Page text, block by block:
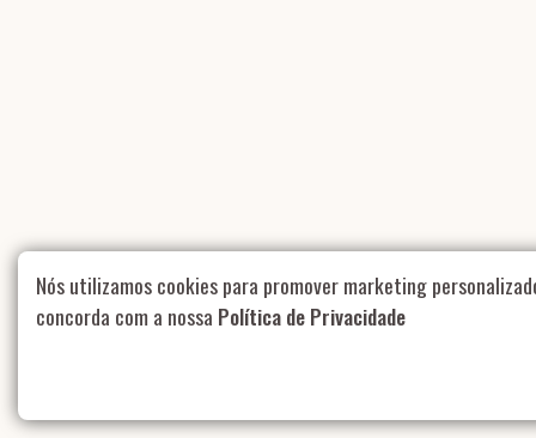
Nós utilizamos cookies para promover marketing
concorda com a nossa Política de Privacidade